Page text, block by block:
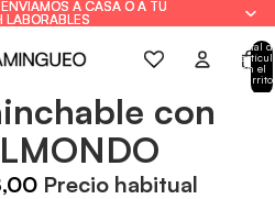
A CASA O A TU
A CASA O A TU
Total
en el
carrito:
con
Precio habitual